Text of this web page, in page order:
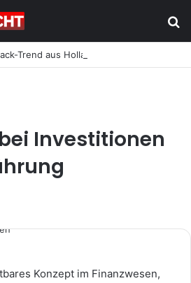
Investitionen
Konzept im Finanzwesen,